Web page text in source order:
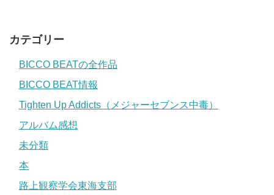
カテゴリー
BICCO BEATの全作品
BICCO BEAT情報
Tighten Up Addicts（メジャーセブンス中毒）
アルバム感想
未分類
本
路上観察学会東海支部